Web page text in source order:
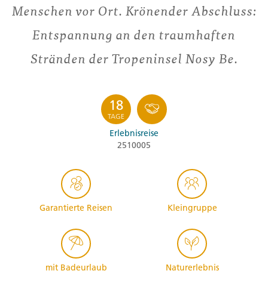
Menschen vor Ort. Krönender Abschluss:
Entspannung an den traumhaften
Stränden der Tropeninsel Nosy Be.
18
TAGE
Erlebnisreise
2510005
Garantierte Reisen Kleingruppe
mit Badeurlaub Naturerlebnis